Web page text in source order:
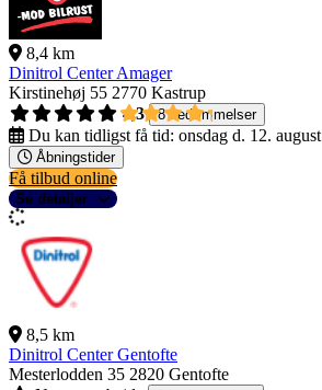
8,4 km
Dinitrol Center Amager
Kirstinehøj 55 2770 Kastrup
4,3
8 bedømmelser
Du kan tidligst få tid: onsdag d. 12. august
Åbningstider
Få tilbud online
Se detaljer
8,5 km
Dinitrol Center Gentofte
Mesterlodden 35 2820 Gentofte